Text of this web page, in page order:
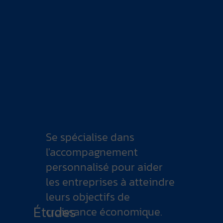
Se spécialise dans
l'accompagnement
personnalisé pour aider
les entreprises à atteindre
leurs objectifs de
croissance économique.
Études